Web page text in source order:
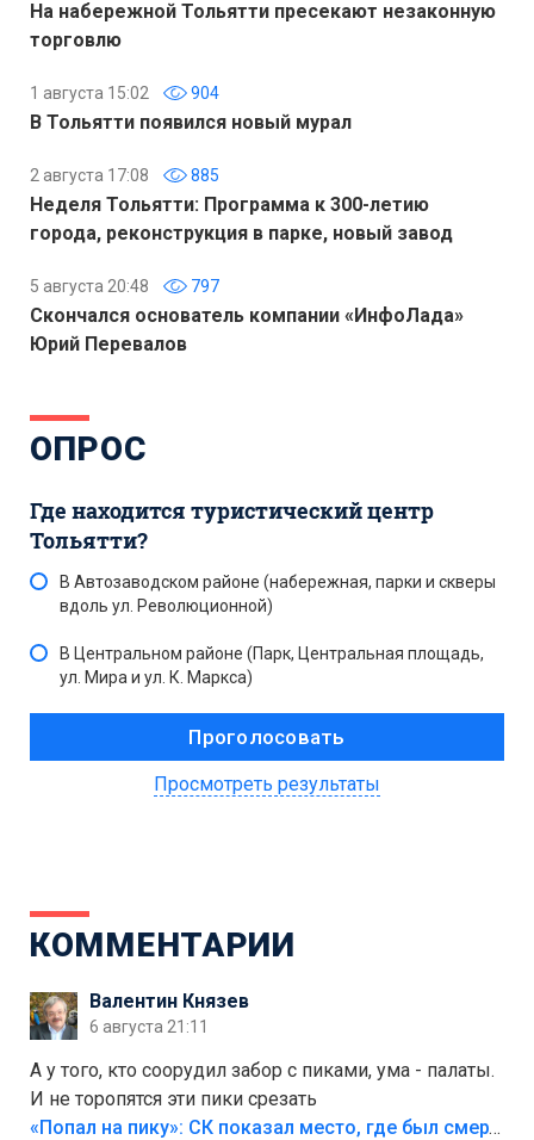
На набережной Тольятти пресекают незаконную
торговлю
1 августа 15:02 904
В Тольятти появился новый мурал
2 августа 17:08 885
Неделя Тольятти: Программа к 300-летию
города, реконструкция в парке, новый завод
5 августа 20:48 797
Скончался основатель компании «ИнфоЛада»
Юрий Перевалов
ОПРОС
Где находится туристический центр
Тольятти?
В Автозаводском районе (набережная, парки и скверы
вдоль ул. Революционной)
В Центральном районе (Парк, Центральная площадь,
ул. Мира и ул. К. Маркса)
Просмотреть результаты
КОММЕНТАРИИ
Валентин Князев
6 августа 21:11
А у того, кто соорудил забор с пиками, ума - палаты.
И не торопятся эти пики срезать
«Попал на пику»: СК показал место, где был смертельно травмирован ребенок в Тольятти